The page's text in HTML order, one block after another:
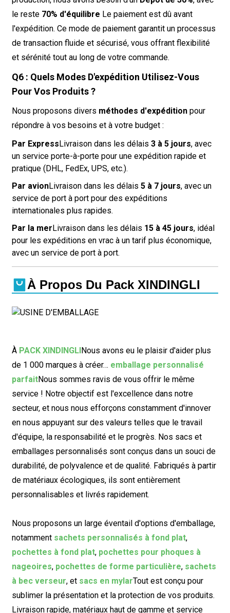
le reste 70% d'équilibre Le paiement est dû avant
l'expédition. Ce mode de paiement garantit un processus
de transaction fluide et sécurisé, vous offrant flexibilité
et sérénité tout au long de votre commande.
Q6 : Quels Modes D'expédition Utilisez-Vous
Pour Vos Produits ?
Nous proposons divers méthodes d'expéditionpour
répondre à vos besoins et à votre budget :
Par ExpressLivraison dans les délais 3 à 5 jours, avec
un service porte-à-porte pour une expédition rapide et
pratique (DHL, FedEx, UPS, etc.).
Par avionLivraison dans les délais 5 à 7 jours, avec un
service de port à port pour des expéditions
internationales plus rapides.
Par la merLivraison dans les délais 15 à 45 jours, idéal
pour les expéditions en vrac à un tarif plus économique,
avec un service de port à port.
À Propos Du Pack XINDINGLI
À PACK XINDINGLINous avons eu le plaisir d'aider plus
de 1 000 marques à créer… emballage personnalisé
parfaitNous sommes ravis de vous offrir le même
service ! Notre objectif est l'excellence dans notre
secteur, et nous nous efforçons constamment d'innover
en nous appuyant sur des valeurs telles que le travail
d'équipe, la responsabilité et le progrès. Nos sacs et
emballages personnalisés sont conçus dans un souci de
durabilité, de polyvalence et de qualité. Fabriqués à partir
de matériaux écologiques, ils sont entièrement
personnalisables et livrés rapidement.
Nous proposons un large éventail d'options d'emballage,
notamment sachets personnalisés à fond plat,
pochettes à fond plat, pochettes pour phoques à
nageoires, pochettes de forme particulière, sachets
à bec verseur, et sacs en mylarTout est conçu pour
sublimer la présentation et la protection de vos produits.
Livraison rapide, matériaux haut de gamme et service